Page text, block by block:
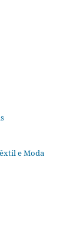
e Moda